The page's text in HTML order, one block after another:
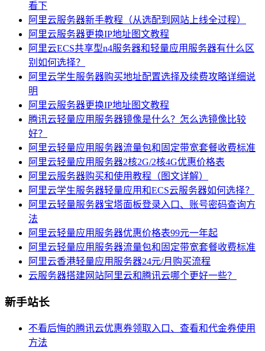
看下
阿里云服务器新手教程（从选配到网站上线全过程）
阿里云服务器更换IP地址图文教程
阿里云ECS共享型n4服务器和轻量应用服务器有什么区
别如何选择？
阿里云学生服务器购买地址配置选择及续费攻略详细说
明
阿里云服务器更换IP地址图文教程
腾讯云轻量应用服务器镜像是什么？怎么选镜像比较
好？
阿里云轻量应用服务器流量包和固定带宽套餐收费标准
阿里云轻量应用服务器2核2G/2核4G优惠价格表
阿里云服务器购买和使用教程（图文详解）
阿里云学生服务器轻量应用和ECS云服务器如何选择？
阿里云轻量服务器宝塔面板登录入口、账号密码查询方
法
阿里云轻量应用服务器优惠价格表99元一年起
阿里云轻量应用服务器流量包和固定带宽套餐收费标准
阿里云香港轻量应用服务器24元/月购买流程
云服务器搭建网站阿里云和腾讯云哪个更好一些？
新手站长
不看后悔的腾讯云优惠券领取入口、查看和代金券使用
方法